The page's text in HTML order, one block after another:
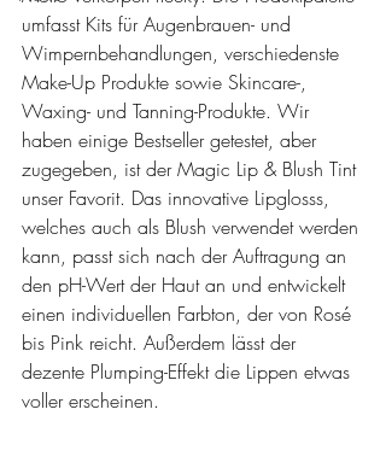
umfasst Kits für Augenbrauen- und
Wimpernbehandlungen, verschiedenste
Make-Up Produkte sowie Skincare-,
Waxing- und Tanning-Produkte. Wir
haben einige Bestseller getestet, aber
zugegeben, ist der Magic Lip & Blush Tint
unser Favorit. Das innovative Lipglosss,
welches auch als Blush verwendet werden
kann, passt sich nach der Auftragung an
den pH-Wert der Haut an und entwickelt
einen individuellen Farbton, der von Rosé
bis Pink reicht. Außerdem lässt der
dezente Plumping-Effekt die Lippen etwas
voller erscheinen.